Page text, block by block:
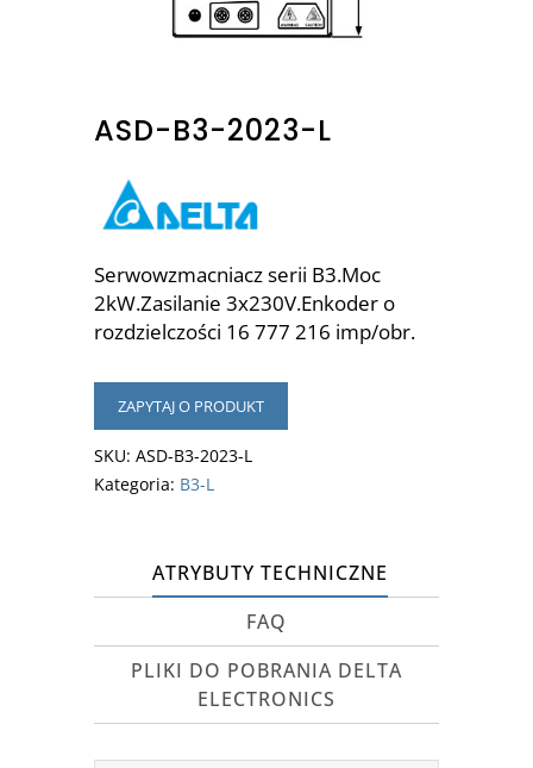
ASD-B3-2023-L
Serwowzmacniacz serii B3.Moc
2kW.Zasilanie 3x230V.Enkoder o
rozdzielczości 16 777 216 imp/obr.
ZAPYTAJ O PRODUKT
SKU: ASD-B3-2023-L
Kategoria: B3-L
ATRYBUTY TECHNICZNE
FAQ
PLIKI DO POBRANIA DELTA
ELECTRONICS